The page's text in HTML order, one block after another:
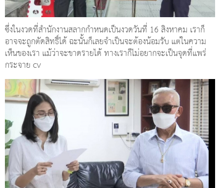
ซึ่งในงวดที่สำนักงานสลากกำหนดเป็นงวดวันที่ 16 สิงหาคม เราก็
อาจจะถูกตัดสิทธิ์ได้ ฉะนั้นก็เลยจำเป็นจะต้องน้อมรับ แต่ในความ
เห็นของเรา แม้ว่าจะขาดรายได้ ทางเราก็ไม่อยากจะเป็นจุดที่แพร่
กระจาย cv